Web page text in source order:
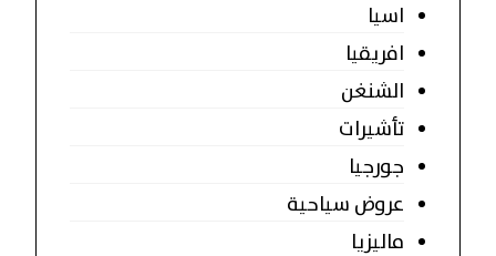
اسيا
افريقيا
الشنغن
تأشيرات
جورجيا
عروض سياحية
ماليزيا